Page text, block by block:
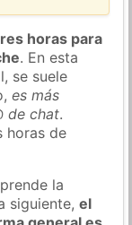
horas para
. En esta
se suele
es más
de chat.
horas de
la
siguiente,el